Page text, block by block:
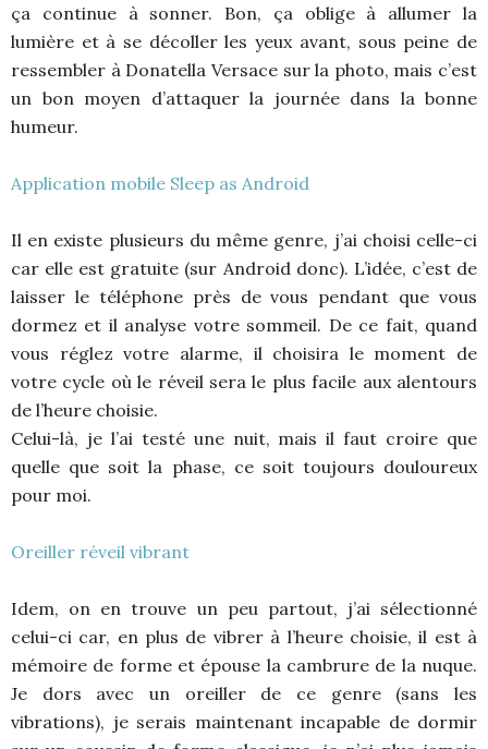
ça continue à sonner. Bon, ça oblige à allumer la
lumière et à se décoller les yeux avant, sous peine de
ressembler à Donatella Versace sur la photo, mais c’est
un bon moyen d’attaquer la journée dans la bonne
humeur.
Application mobile Sleep as Android
Il en existe plusieurs du même genre, j’ai choisi celle-ci
car elle est gratuite (sur Android donc). L’idée, c’est de
laisser le téléphone près de vous pendant que vous
dormez et il analyse votre sommeil. De ce fait, quand
vous réglez votre alarme, il choisira le moment de
votre cycle où le réveil sera le plus facile aux alentours
de l’heure choisie.
Celui-là, je l’ai testé une nuit, mais il faut croire que
quelle que soit la phase, ce soit toujours douloureux
pour moi.
Oreiller réveil vibrant
Idem, on en trouve un peu partout, j’ai sélectionné
celui-ci car, en plus de vibrer à l’heure choisie, il est à
mémoire de forme et épouse la cambrure de la nuque.
Je dors avec un oreiller de ce genre (sans les
vibrations), je serais maintenant incapable de dormir